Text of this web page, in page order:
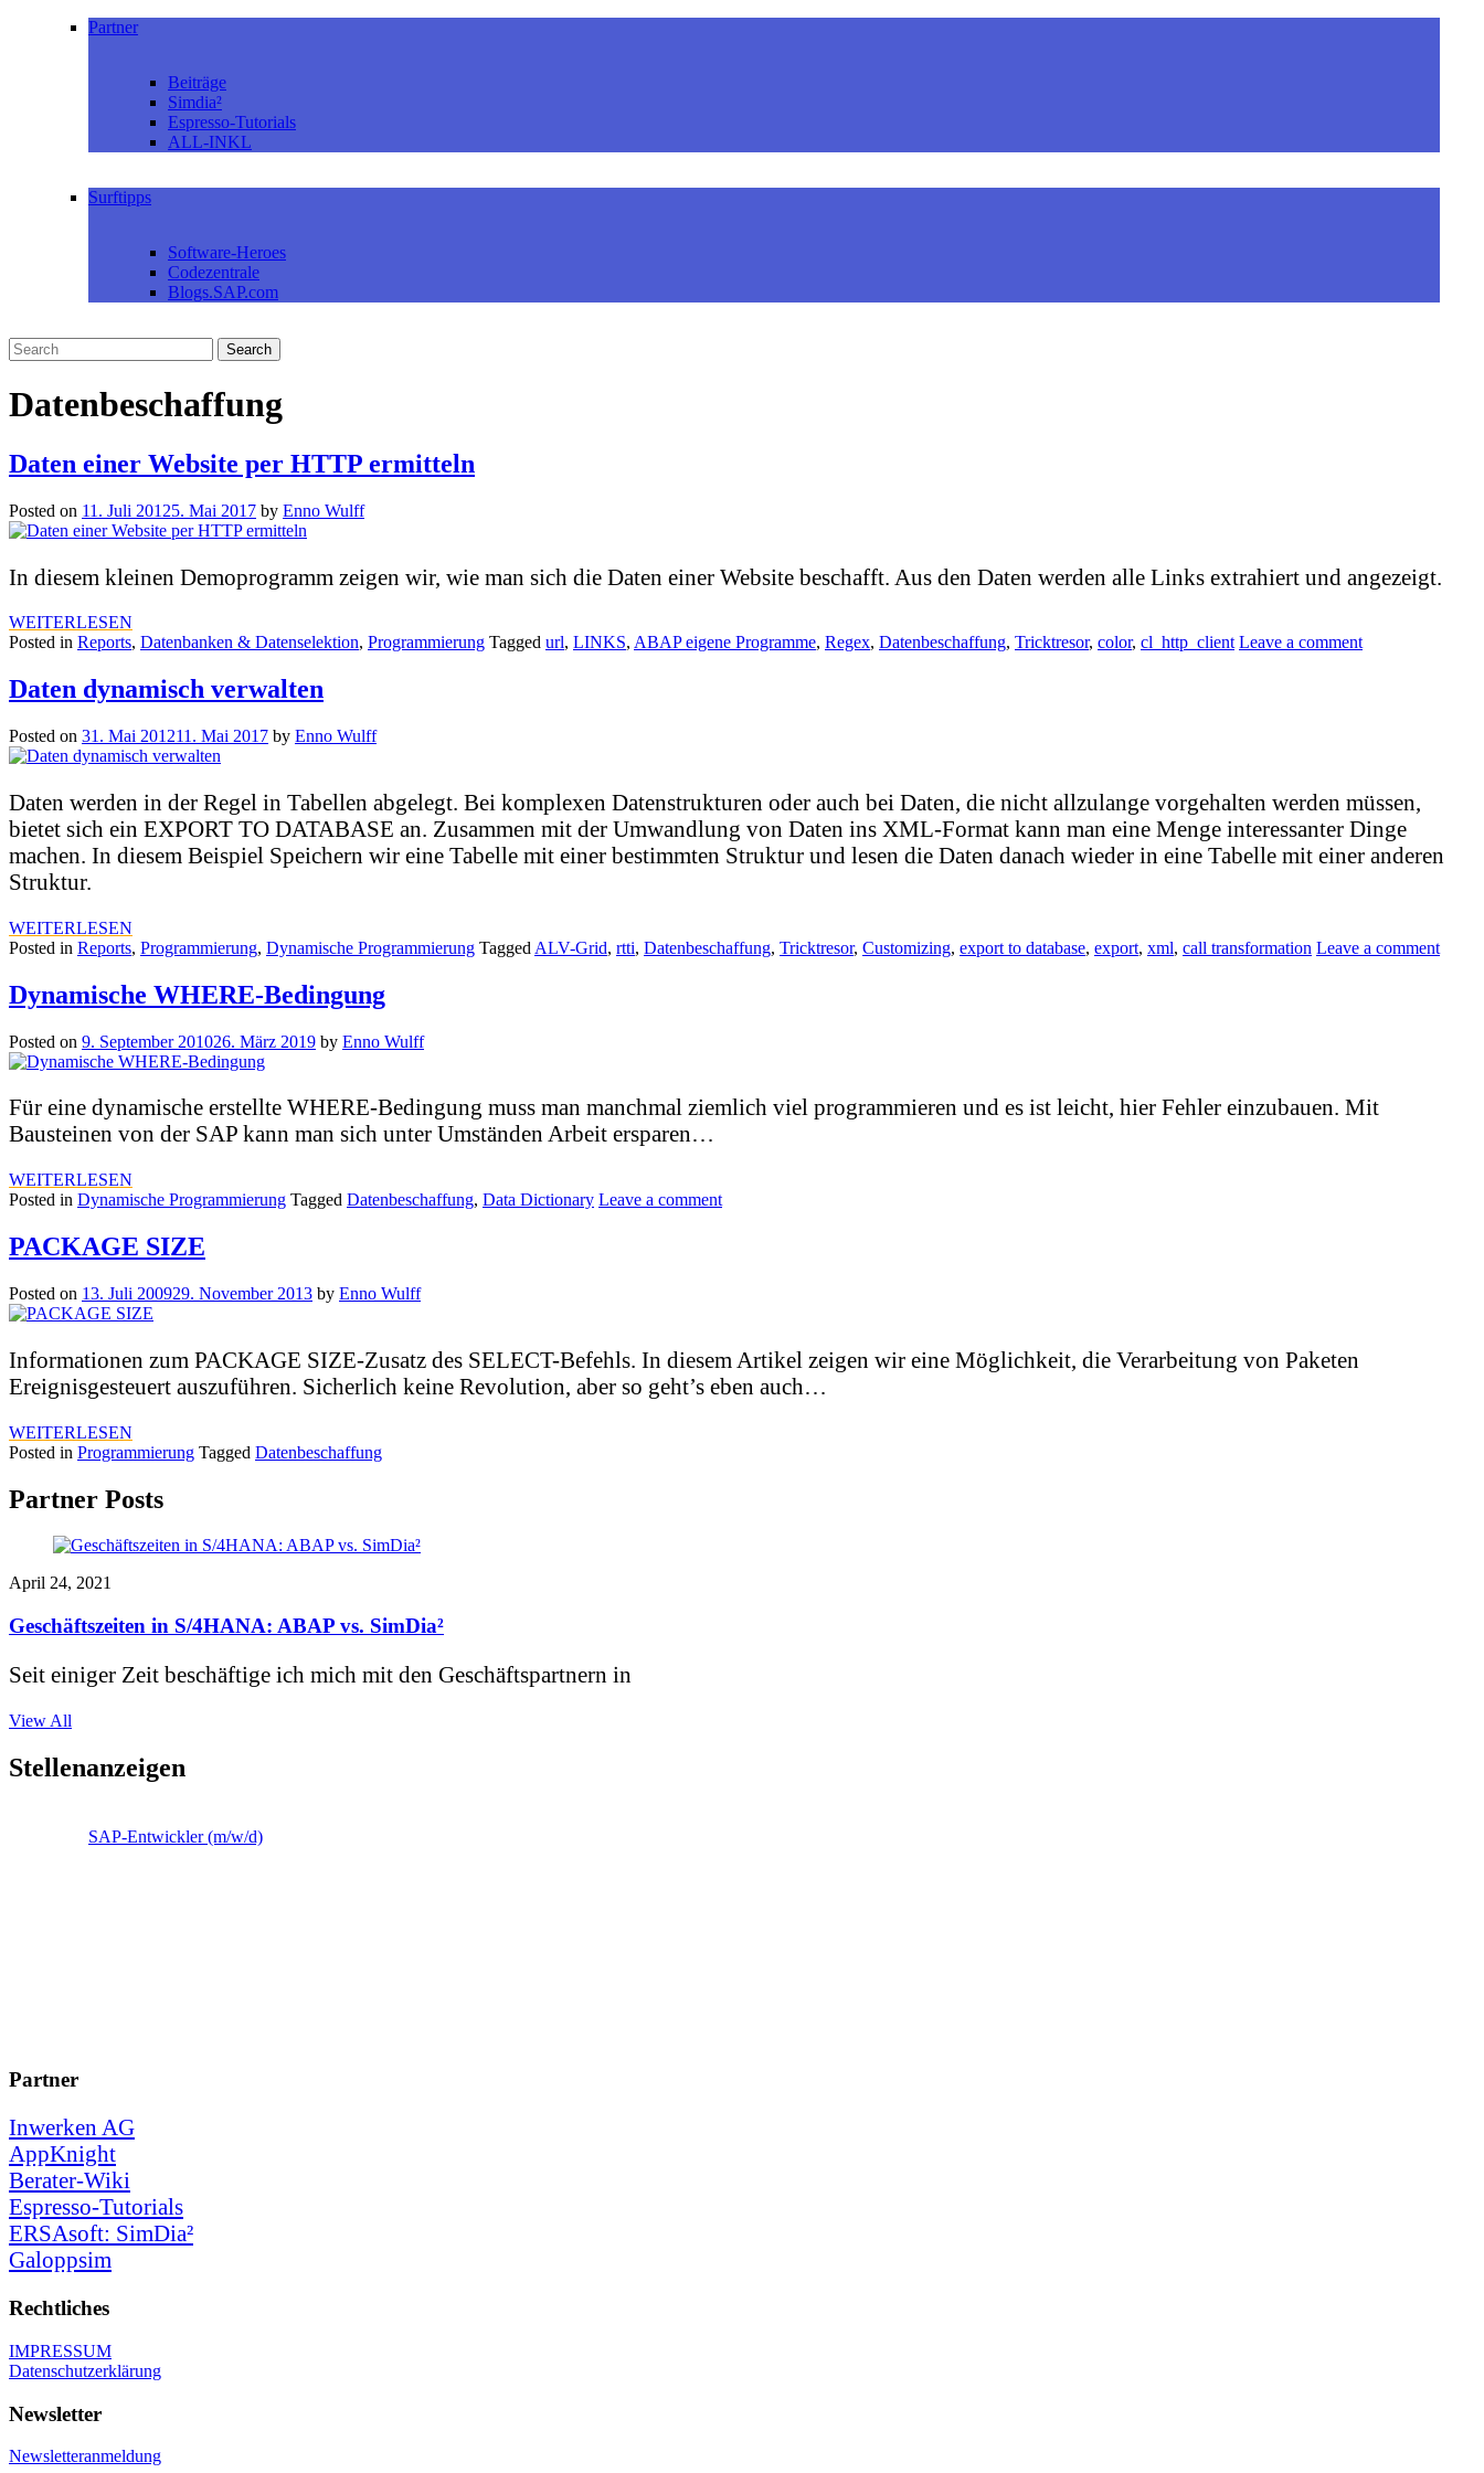
Partner
Beiträge
Simdia²
Espresso-Tutorials
ALL-INKL
Surftipps
Software-Heroes
Codezentrale
Blogs.SAP.com
Datenbeschaffung
Daten einer Website per HTTP ermitteln
Posted on 11. Juli 20125. Mai 2017 by Enno Wulff
In diesem kleinen Demoprogramm zeigen wir, wie man sich die Daten einer Website beschafft. Aus den Daten werden alle Links extrahiert und angezeigt.
WEITERLESEN
Posted in Reports, Datenbanken & Datenselektion, Programmierung Tagged url, LINKS, ABAP eigene Programme, Regex, Datenbeschaffung, Tricktresor, color, cl_http_client Leave a comment
Daten dynamisch verwalten
Posted on 31. Mai 201211. Mai 2017 by Enno Wulff
Daten werden in der Regel in Tabellen abgelegt. Bei komplexen Datenstrukturen oder auch bei Daten, die nicht allzulange vorgehalten werden müssen,
bietet sich ein EXPORT TO DATABASE an. Zusammen mit der Umwandlung von Daten ins XML-Format kann man eine Menge interessanter Dinge
machen. In diesem Beispiel Speichern wir eine Tabelle mit einer bestimmten Struktur und lesen die Daten danach wieder in eine Tabelle mit einer anderen
Struktur.
WEITERLESEN
Posted in Reports, Programmierung, Dynamische Programmierung Tagged ALV-Grid, rtti, Datenbeschaffung, Tricktresor, Customizing, export to database, export, xml, call transformation Leave a comment
Dynamische WHERE-Bedingung
Posted on 9. September 201026. März 2019 by Enno Wulff
Für eine dynamische erstellte WHERE-Bedingung muss man manchmal ziemlich viel programmieren und es ist leicht, hier Fehler einzubauen. Mit
Bausteinen von der SAP kann man sich unter Umständen Arbeit ersparen…
WEITERLESEN
Posted in Dynamische Programmierung Tagged Datenbeschaffung, Data Dictionary Leave a comment
PACKAGE SIZE
Posted on 13. Juli 200929. November 2013 by Enno Wulff
Informationen zum PACKAGE SIZE-Zusatz des SELECT-Befehls. In diesem Artikel zeigen wir eine Möglichkeit, die Verarbeitung von Paketen
Ereignisgesteuert auszuführen. Sicherlich keine Revolution, aber so geht’s eben auch…
WEITERLESEN
Posted in Programmierung Tagged Datenbeschaffung
Partner Posts
April 24, 2021
Geschäftszeiten in S/4HANA: ABAP vs. SimDia²
Seit einiger Zeit beschäftige ich mich mit den Geschäftspartnern in
View All
Stellenanzeigen
SAP-Entwickler (m/w/d)
Partner
Inwerken AG
AppKnight
Berater-Wiki
Espresso-Tutorials
ERSAsoft: SimDia²
Galoppsim
Rechtliches
IMPRESSUM
Datenschutzerklärung
Newsletter
Newsletteranmeldung